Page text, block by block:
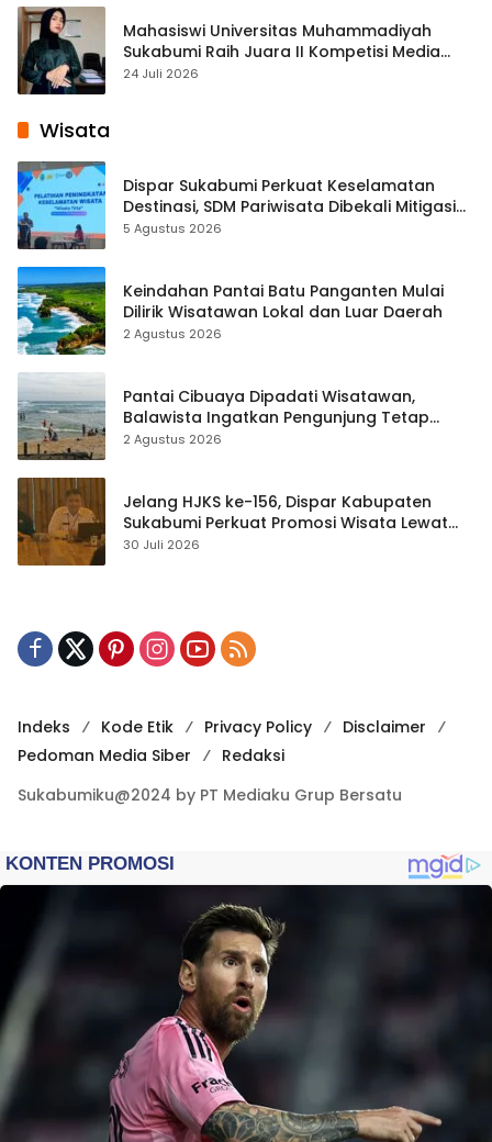
Mahasiswi Universitas Muhammadiyah
Sukabumi Raih Juara II Kompetisi Media
Pembelajaran Digital Tingkat Internasional
24 Juli 2026
Wisata
Dispar Sukabumi Perkuat Keselamatan
Destinasi, SDM Pariwisata Dibekali Mitigasi
hingga Teknik Evakuasi
5 Agustus 2026
Keindahan Pantai Batu Panganten Mulai
Dilirik Wisatawan Lokal dan Luar Daerah
2 Agustus 2026
Pantai Cibuaya Dipadati Wisatawan,
Balawista Ingatkan Pengunjung Tetap
Waspada
2 Agustus 2026
Jelang HJKS ke-156, Dispar Kabupaten
Sukabumi Perkuat Promosi Wisata Lewat
Publikasi Digital
30 Juli 2026
Indeks Kode Etik Privacy Policy
Disclaimer
Pedoman Media Siber
Redaksi
Sukabumiku@2024 by PT Mediaku Grup Bersatu